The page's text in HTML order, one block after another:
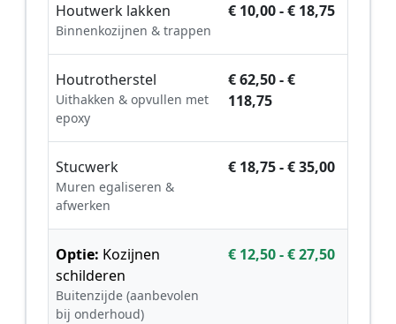
Houtwerk lakken
Binnenkozijnen & trappen
€ 10,00 - € 18,75
Houtrotherstel
Uithakken & opvullen met
epoxy
€ 62,50 - €
118,75
Stucwerk
Muren egaliseren &
afwerken
€ 18,75 - € 35,00
Optie: Kozijnen
schilderen
Buitenzijde (aanbevolen
bij onderhoud)
€ 12,50 - € 27,50